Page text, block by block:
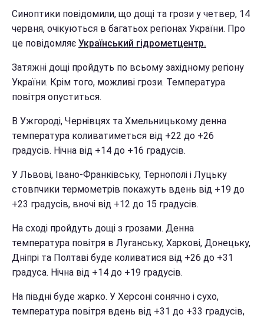
Синоптики повідомили, що дощі та грози у четвер, 14
червня, очікуються в багатьох регіонах України. Про
це повідомляє Український гідрометцентр.
Затяжні дощі пройдуть по всьому західному регіону
України. Крім того, можливі грози. Температура
повітря опуститься.
В Ужгороді, Чернівцях та Хмельницькому денна
температура коливатиметься від +22 до +26
градусів. Нічна від +14 до +16 градусів.
У Львові, Івано-Франківську, Тернополі і Луцьку
стовпчики термометрів покажуть вдень від +19 до
+23 градусів, вночі від +12 до 15 градусів.
На сході пройдуть дощі з грозами. Денна
температура повітря в Луганську, Харкові, Донецьку,
Дніпрі та Полтаві буде коливатися від +26 до +31
градуса. Нічна від +14 до +19 градусів.
На півдні буде жарко. У Херсоні сонячно і сухо,
температура повітря вдень від +31 до +33 градусів,